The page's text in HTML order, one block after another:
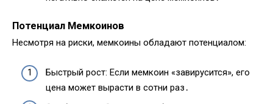
Потенциал Мемкоинов
Несмотря на риски, мемкоины обладают потенциалом:
Быстрый рост: Если мемкоин «завирусится», его
цена может вырасти в сотни раз․